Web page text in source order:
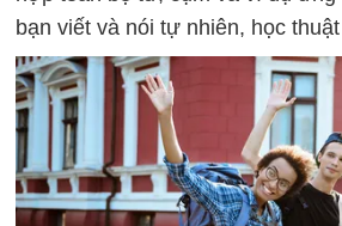
bạn viết và nói tự nhiên, học